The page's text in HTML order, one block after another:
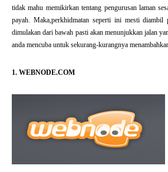
tidak mahu memikirkan tentang pengurusan laman
payah. Maka,perkhidmatan seperti ini mesti diambil
dimulakan dari bawah pasti akan menunjukkan jalan
anda mencuba untuk sekurang-kurangnya
1. WEBNODE.COM